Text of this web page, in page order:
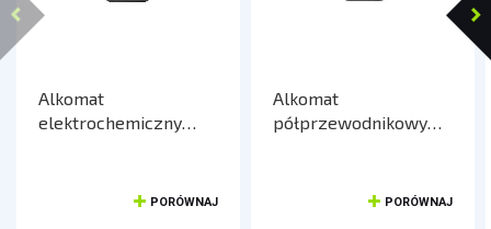
Alkomat
elektrochemiczny
PORÓWNAJ
Alkomat
półprzewodnikowy
PORÓWNAJ